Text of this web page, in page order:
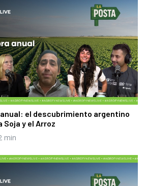
anual: el descubrimiento argentino
Soja y el Arroz
min